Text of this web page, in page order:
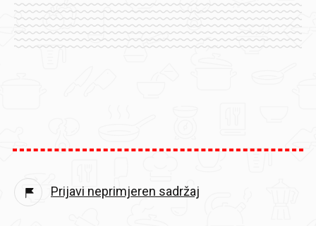
Prijavi neprimjeren sadržaj